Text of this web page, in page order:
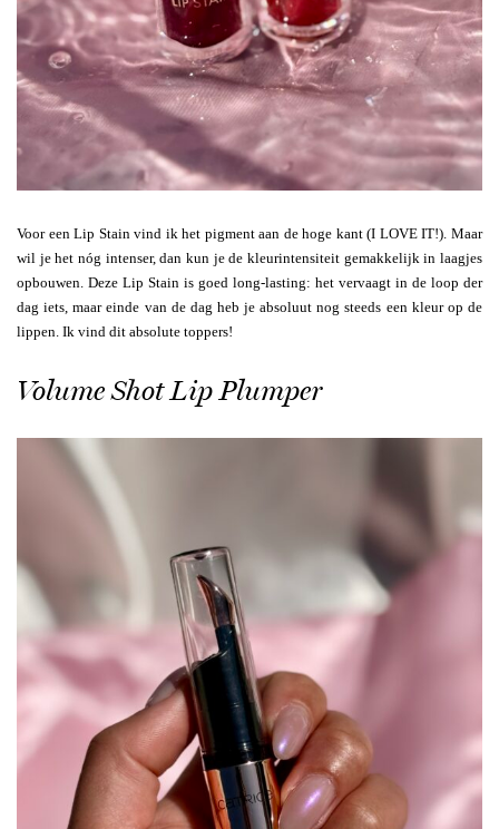
Voor een Lip Stain vind ik het pigment aan de hoge kant (I LOVE IT!). Maar
wil je het nóg intenser, dan kun je de kleurintensiteit gemakkelijk in laagjes
opbouwen. Deze Lip Stain is goed long-lasting: het vervaagt in de loop der
dag iets, maar einde van de dag heb je absoluut nog steeds een kleur op de
lippen. Ik vind dit absolute toppers!
Volume Shot Lip Plumper